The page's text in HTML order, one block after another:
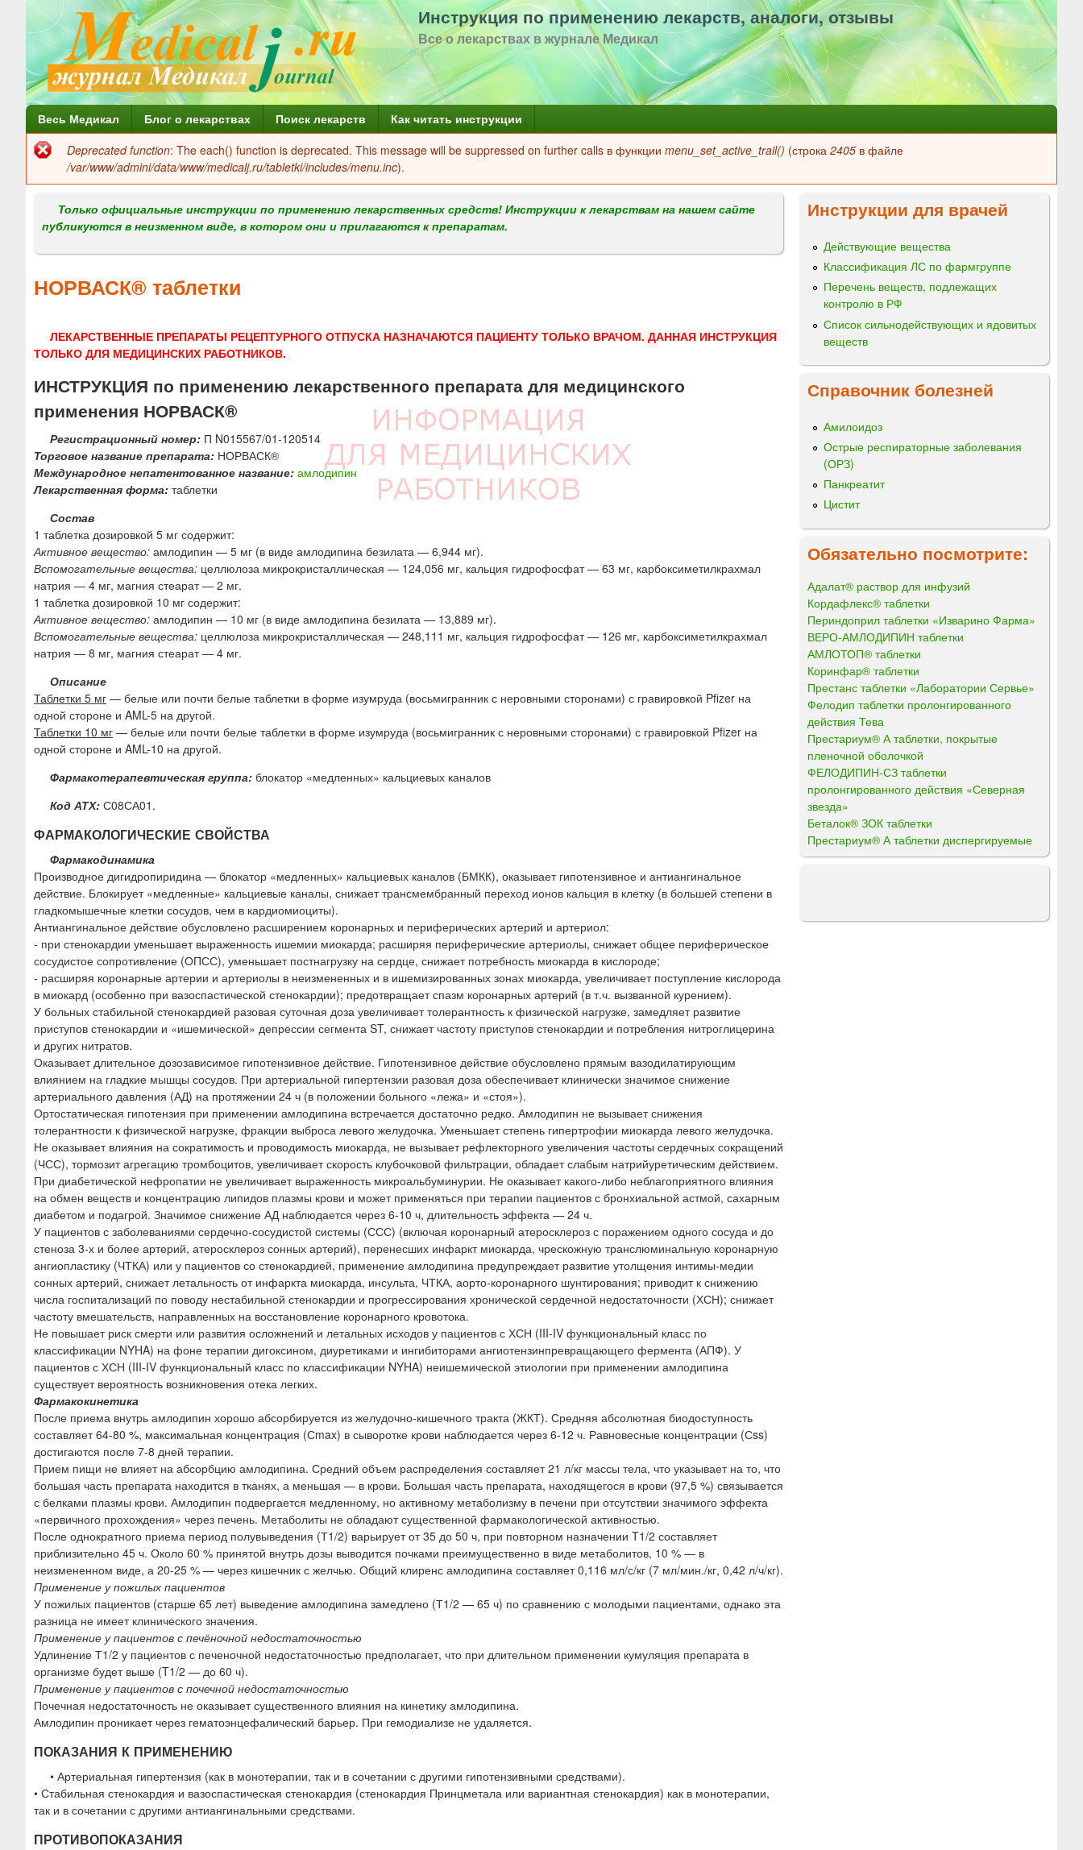
Перейти
к
содержанию
Инструкция по применению лекарств, аналоги, отзывы
Все о лекарствах в журнале Медикал
Г
л
н
м
н
Весь Медикал Блог о лекарствах Поиск лекарств Как читать инструкции
Сообщение
об
ошибке
Deprecated function: The each() function is deprecated. This message will be suppressed on further calls в функции menu_set_active_trail() (строка 2405 в файле
/var/www/admini/data/www/medicalj.ru/tabletki/includes/menu.inc).
Только официальные инструкции по применению лекарственных средств! Инструкции к лекарствам на нашем сайте
публикуются в неизменном виде, в котором они и прилагаются к препаратам.
НОРВАСК® таблетки
ЛЕКАРСТВЕННЫЕ ПРЕПАРАТЫ РЕЦЕПТУРНОГО ОТПУСКА НАЗНАЧАЮТСЯ ПАЦИЕНТУ ТОЛЬКО ВРАЧОМ. ДАННАЯ ИНСТРУКЦИЯ
ТОЛЬКО ДЛЯ МЕДИЦИНСКИХ РАБОТНИКОВ.
ИНСТРУКЦИЯ по применению лекарственного препарата для медицинского
применения НОРВАСК®
Регистрационный номер: П N015567/01-120514
Торговое название препарата: НОРВАСК®
Международное непатентованное название: амлодипин
Лекарственная форма: таблетки
Состав
1 таблетка дозировкой 5 мг содержит:
Активное вещество: амлодипин — 5 мг (в виде амлодипина безилата — 6,944 мг).
Вспомогательные вещества: целлюлоза микрокристаллическая — 124,056 мг, кальция гидрофосфат — 63 мг, карбоксиметилкрахмал
натрия — 4 мг, магния стеарат — 2 мг.
1 таблетка дозировкой 10 мг содержит:
Активное вещество: амлодипин — 10 мг (в виде амлодипина безилата — 13,889 мг).
Вспомогательные вещества: целлюлоза микрокристаллическая — 248,111 мг, кальция гидрофосфат — 126 мг, карбоксиметилкрахмал
натрия — 8 мг, магния стеарат — 4 мг.
Описание
Таблетки 5 мг — белые или почти белые таблетки в форме изумруда (восьмигранник с неровными сторонами) с гравировкой Pfizer на
одной стороне и AML-5 на другой.
Таблетки 10 мг — белые или почти белые таблетки в форме изумруда (восьмигранник с неровными сторонами) с гравировкой Pfizer на
одной стороне и AML-10 на другой.
Фармакотерапевтическая группа: блокатор «медленных» кальциевых каналов
Код АТХ: С08СА01.
ФАРМАКОЛОГИЧЕСКИЕ СВОЙСТВА
Фармакодинамика
Производное дигидропиридина — блокатор «медленных» кальциевых каналов (БМКК), оказывает гипотензивное и антиангинальное
действие. Блокирует «медленные» кальциевые каналы, снижает трансмембранный переход ионов кальция в клетку (в большей степени в
гладкомышечные клетки сосудов, чем в кардиомиоциты).
Антиангинальное действие обусловлено расширением коронарных и периферических артерий и артериол:
- при стенокардии уменьшает выраженность ишемии миокарда; расширяя периферические артериолы, снижает общее периферическое
сосудистое сопротивление (ОПСС), уменьшает постнагрузку на сердце, снижает потребность миокарда в кислороде;
- расширяя коронарные артерии и артериолы в неизмененных и в ишемизированных зонах миокарда, увеличивает поступление кислорода
в миокард (особенно при вазоспастической стенокардии); предотвращает спазм коронарных артерий (в т.ч. вызванной курением).
У больных стабильной стенокардией разовая суточная доза увеличивает толерантность к физической нагрузке, замедляет развитие
приступов стенокардии и «ишемической» депрессии сегмента ST, снижает частоту приступов стенокардии и потребления нитроглицерина
и других нитратов.
Оказывает длительное дозозависимое гипотензивное действие. Гипотензивное действие обусловлено прямым вазодилатирующим
влиянием на гладкие мышцы сосудов. При артериальной гипертензии разовая доза обеспечивает клинически значимое снижение
артериального давления (АД) на протяжении 24 ч (в положении больного «лежа» и «стоя»).
Ортостатическая гипотензия при применении амлодипина встречается достаточно редко. Амлодипин не вызывает снижения
толерантности к физической нагрузке, фракции выброса левого желудочка. Уменьшает степень гипертрофии миокарда левого желудочка.
Не оказывает влияния на сократимость и проводимость миокарда, не вызывает рефлекторного увеличения частоты сердечных сокращений
(ЧСС), тормозит агрегацию тромбоцитов, увеличивает скорость клубочковой фильтрации, обладает слабым натрийуретическим действием.
При диабетической нефропатии не увеличивает выраженность микроальбуминурии. Не оказывает какого-либо неблагоприятного влияния
на обмен веществ и концентрацию липидов плазмы крови и может применяться при терапии пациентов с бронхиальной астмой, сахарным
диабетом и подагрой. Значимое снижение АД наблюдается через 6-10 ч, длительность эффекта — 24 ч.
У пациентов с заболеваниями сердечно-сосудистой системы (ССС) (включая коронарный атеросклероз с поражением одного сосуда и до
стеноза 3-х и более артерий, атеросклероз сонных артерий), перенесших инфаркт миокарда, чрескожную транслюминальную коронарную
ангиопластику (ЧТКА) или у пациентов со стенокардией, применение амлодипина предупреждает развитие утолщения интимы-медии
сонных артерий, снижает летальность от инфаркта миокарда, инсульта, ЧТКА, аорто-коронарного шунтирования; приводит к снижению
числа госпитализаций по поводу нестабильной стенокардии и прогрессирования хронической сердечной недостаточности (ХСН); снижает
частоту вмешательств, направленных на восстановление коронарного кровотока.
Не повышает риск смерти или развития осложнений и летальных исходов у пациентов с ХСН (III-IV функциональный класс по
классификации NYHA) на фоне терапии дигоксином, диуретиками и ингибиторами ангиотензинпревращающего фермента (АПФ). У
пациентов с ХСН (III-IV функциональный класс по классификации NYHA) неишемической этиологии при применении амлодипина
существует вероятность возникновения отека легких.
Фармакокинетика
После приема внутрь амлодипин хорошо абсорбируется из желудочно-кишечного тракта (ЖКТ). Средняя абсолютная биодоступность
составляет 64-80 %, максимальная концентрация (Сmax) в сыворотке крови наблюдается через 6-12 ч. Равновесные концентрации (Сss)
достигаются после 7-8 дней терапии.
Прием пищи не влияет на абсорбцию амлодипина. Средний объем распределения составляет 21 л/кг массы тела, что указывает на то, что
большая часть препарата находится в тканях, а меньшая — в крови. Большая часть препарата, находящегося в крови (97,5 %) связывается
с белками плазмы крови. Амлодипин подвергается медленному, но активному метаболизму в печени при отсутствии значимого эффекта
«первичного прохождения» через печень. Метаболиты не обладают существенной фармакологической активностью.
После однократного приема период полувыведения (Т1/2) варьирует от 35 до 50 ч, при повторном назначении T1/2 составляет
приблизительно 45 ч. Около 60 % принятой внутрь дозы выводится почками преимущественно в виде метаболитов, 10 % — в
неизмененном виде, а 20-25 % — через кишечник с желчью. Общий клиренс амлодипина составляет 0,116 мл/с/кг (7 мл/мин./кг, 0,42 л/ч/кг).
Применение у пожилых пациентов
У пожилых пациентов (старше 65 лет) выведение амлодипина замедлено (Т1/2 — 65 ч) по сравнению с молодыми пациентами, однако эта
разница не имеет клинического значения.
Применение у пациентов с печёночной недостаточностью
Удлинение Т1/2 у пациентов с печеночной недостаточностью предполагает, что при длительном применении кумуляция препарата в
организме будет выше (T1/2 — до 60 ч).
Применение у пациентов с почечной недостаточностью
Почечная недостаточность не оказывает существенного влияния на кинетику амлодипина.
Амлодипин проникает через гематоэнцефалический барьер. При гемодиализе не удаляется.
ПОКАЗАНИЯ К ПРИМЕНЕНИЮ
• Артериальная гипертензия (как в монотерапии, так и в сочетании с другими гипотензивными средствами).
• Стабильная стенокардия и вазоспастическая стенокардия (стенокардия Принцметала или вариантная стенокардия) как в монотерапии,
так и в сочетании с другими антиангинальными средствами.
ПРОТИВОПОКАЗАНИЯ
Инструкции для врачей
Действующие вещества
Классификация ЛС по фармгруппе
Перечень веществ, подлежащих
контролю в РФ
Список сильнодействующих и ядовитых
веществ
Справочник болезней
Амилоидоз
Острые респираторные заболевания
(ОРЗ)
Панкреатит
Цистит
Обязательно посмотрите:
Адалат® раствор для инфузий
Кордафлекс® таблетки
Периндоприл таблетки «Изварино Фарма»
ВЕРО-АМЛОДИПИН таблетки
АМЛОТОП® таблетки
Коринфар® таблетки
Престанс таблетки «Лаборатории Сервье»
Фелодип таблетки пролонгированного
действия Тева
Престариум® А таблетки, покрытые
пленочной оболочкой
ФЕЛОДИПИН-СЗ таблетки
пролонгированного действия «Северная
звезда»
Беталок® ЗОК таблетки
Престариум® А таблетки диспергируемые